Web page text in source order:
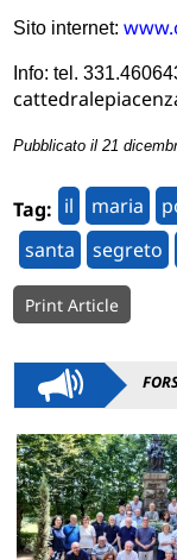
Sito internet:
Info: tel.
Pubblicato il 21
Tag: il maria
santa
segreto
Print Article